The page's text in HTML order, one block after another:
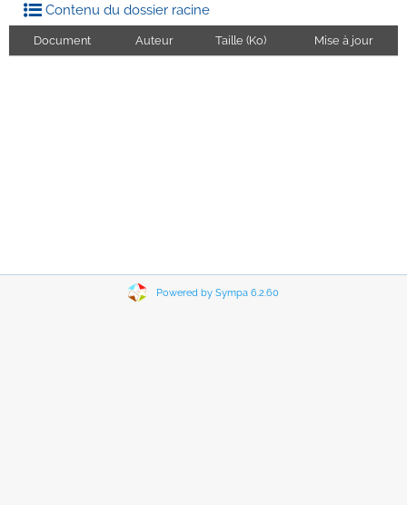
Contenu du dossier racine
Document Auteur Taille (Ko) Mise à jour
Powered by Sympa 6.2.60